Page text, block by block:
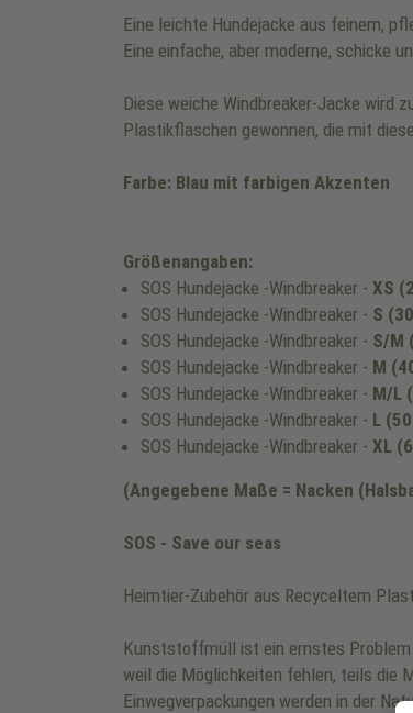
Eine leichte Hundejacke aus feinem,
Eine einfache, aber moderne, schicke
Diese weiche Windbreaker-Jacke wird
Plastikflaschen gewonnen, die mit
Farbe: Blau mit farbigen Akzenten
Größenangaben:
SOS Hundejacke -Windbreaker - XS
SOS Hundejacke -Windbreaker - S
SOS Hundejacke -Windbreaker - S/M
SOS Hundejacke -Windbreaker - M
SOS Hundejacke -Windbreaker - M/L
SOS Hundejacke -Windbreaker - L
SOS Hundejacke -Windbreaker - XL
(Angegebene Maße = Nacken
SOS - Save our seas
Heimtier-Zubehör aus Recyceltem
Kunststoffmüll ist ein ernstes Problem
weil die Möglichkeiten fehlen, teils die
Einwegverpackungen werden in der